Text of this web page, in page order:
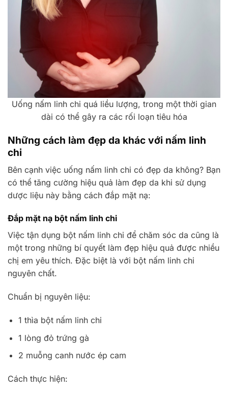
Uống nấm linh chi quá liều lượng, trong một thời gian
dài có thể gây ra các rối loạn tiêu hóa
Những cách làm đẹp da khác với nấm linh
chi
Bên cạnh việc uống nấm linh chi có đẹp da không? Bạn
có thể tăng cường hiệu quả làm đẹp da khi sử dụng
dược liệu này bằng cách đắp mặt nạ:
Đắp mặt nạ bột nấm linh chi
Việc tận dụng bột nấm linh chi để chăm sóc da cũng là
một trong những bí quyết làm đẹp hiệu quả được nhiều
chị em yêu thích. Đặc biệt là với bột nấm linh chi
nguyên chất.
Chuẩn bị nguyên liệu:
1 thìa bột nấm linh chi
1 lòng đỏ trứng gà
2 muỗng canh nước ép cam
Cách thực hiện: